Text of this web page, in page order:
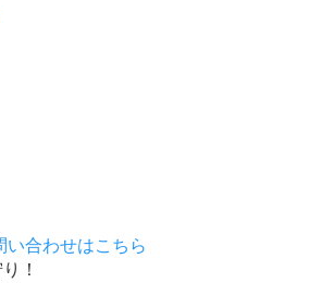
い合わせはこちら
！